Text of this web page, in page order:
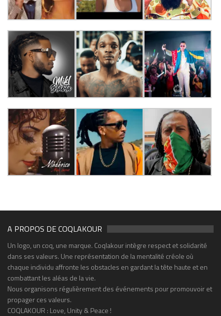
A PROPOS DE COQLAKOUR
Un logo, un coq, une marque. Coqlakour intègre respect et solidarité
dans ses valeurs. Une représentation de la mentalité créole où
chaque individu affronte les obstacles en gardant la tête haute et en
combattant les aléas de la vie.
Nous organisons régulièrement des événements pour promouvoir et
propager ces valeurs.
COQLAKOUR : Love, Unity & Peace !